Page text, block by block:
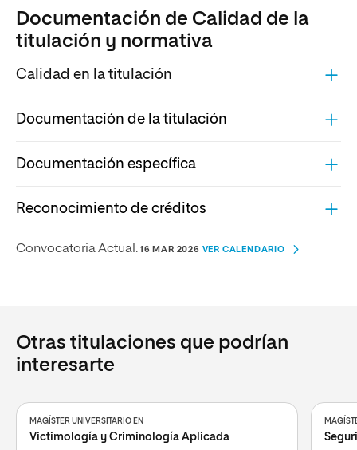
Documentación de Calidad de la
titulación y normativa
Calidad en la titulación
Documentación de la titulación
Documentación específica
Reconocimiento de créditos
Convocatoria Actual: 16 MAR 2026 VER CALENDARIO
Otras titulaciones que podrían
interesarte
MAGÍSTER UNIVERSITARIO EN
Victimología y Criminología Aplicada